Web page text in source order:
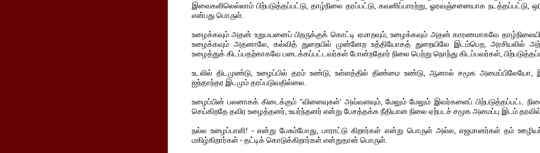
இவைகளிலெல்லாம் பிற்படுத்தப்பட்டு, தாழ்நிலை தரப்பட்டு, கவனிப்பாரற்று, ஓரவஞ்சனையாக நடத்தப்பட்டு,
என்பது பொருள்.
உழைக்கவும் அதன் உறுபயனைப் பிறருக்குக் கொட்டி ஏமாறவும், உழைக்கவும் அதன் காரணமாகவே
உழைக்கவும் அதனாலே, கல்வித் துறையில் முன்னேற உத்தியோகத் துறையிலே இடம்பெற, அரசியலில்
உழைத்துக் கிடப்பதற்காகவே படைக்கப்பட்டவர்கள் போன்றதோர் நிலை பெற்று நொந்து கிடப்பவர்கள்,
உடலில் திடமுண்டு, உழைப்பில் தரம் உண்டு, உள்ளத்தில் திண்மை உண்டு, ஆனால் சமூக அமைப்பிலேயோ,
ஐந்தாந்தர இடமும் தரப்படுவதில்லை.
உழைப்பின் பலனாகக் கிடைக்கும் "விளைவுகள்' அவ்வளவும், மேலும் மேலும் இவர்களைப் பிற்படுத்தப்பட்ட
செய்கிறதே தவிர உழைத்தனர், உயர்ந்தனர் என்று பேசத்தக்க நீதியான நிலை ஏற்படச் சமூக அமைப்பு இடம்
நல்ல உழைப்பாளி! - என்று பேசும்போது, பாராட்டு கிறார்கள் என்று பொருள் அல்ல, எஜமானர்கள் தம்
மகிழ்கிறார்கள் - தட்டிக் கொடுக்கிறார்கள் என்றுதான் பொருள்.